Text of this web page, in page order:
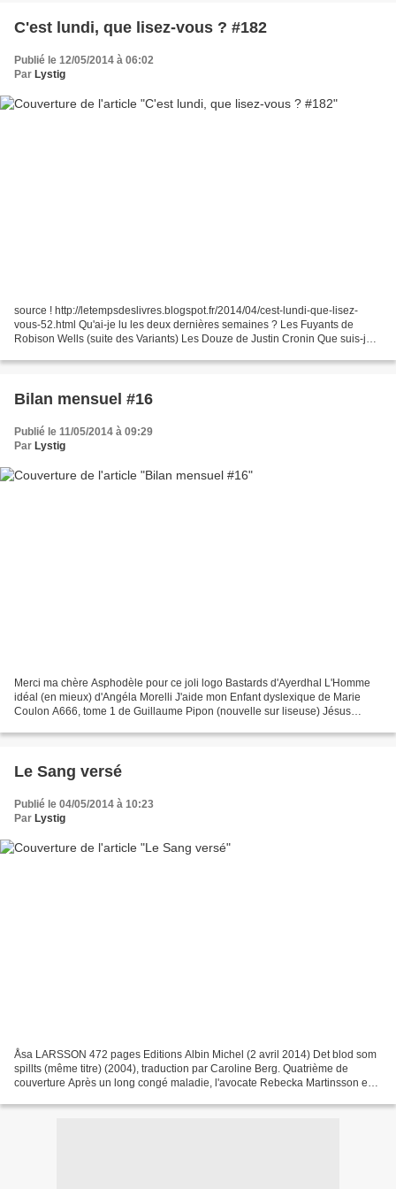
C'est lundi, que lisez-vous ? #182
Publié le 12/05/2014 à 06:02
Par Lystig
source ! http://letempsdeslivres.blogspot.fr/2014/04/cest-lundi-que-lisez-
vous-52.html Qu'ai-je lu les deux dernières semaines ? Les Fuyants de
Robison Wells (suite des Variants) Les Douze de Justin Cronin Que suis-je
Bilan mensuel #16
Publié le 11/05/2014 à 09:29
Par Lystig
Merci ma chère Asphodèle pour ce joli logo Bastards d'Ayerdhal L'Homme
idéal (en mieux) d'Angéla Morelli J'aide mon Enfant dyslexique de Marie
Coulon A666, tome 1 de Guillaume Pipon (nouvelle sur liseuse) Jésus
Le Sang versé
Publié le 04/05/2014 à 10:23
Par Lystig
Åsa LARSSON 472 pages Editions Albin Michel (2 avril 2014) Det blod som
spillts (même titre) (2004), traduction par Caroline Berg. Quatrième de
couverture Après un long congé maladie, l'avocate Rebecka Martinsson est